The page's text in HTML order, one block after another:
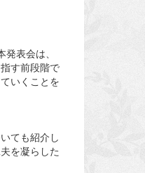
表会は、
す前段階で
いくことを
ても紹介し
を凝らした